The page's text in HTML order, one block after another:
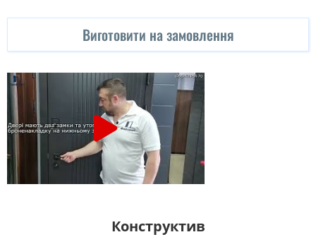
Виготовити на замовлення
Конструктив